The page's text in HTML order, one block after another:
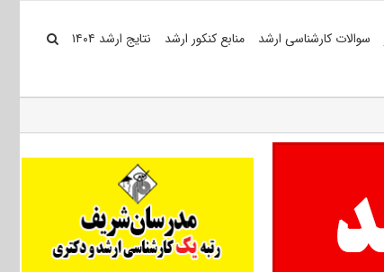
سوالات کارشناسی ارشد منابع کنکور ارشد نتایج ارشد ۱۴۰۴